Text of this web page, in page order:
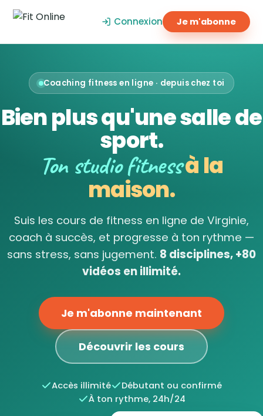
Connexion Je m'abonne
Coaching fitness en ligne · depuis chez toi
Bien plus qu'une salle de
sport.
Ton studio fitnessà la
maison.
Suis les cours de fitness en ligne de Virginie,
coach à succès, et progresse à ton rythme —
sans stress, sans jugement. 8 disciplines, +80
vidéos en illimité.
Je m'abonne maintenant
Découvrir les cours
Accès illimité
Débutant ou confirmé
À ton rythme, 24h/24